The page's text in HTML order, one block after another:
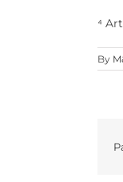
⁴
By